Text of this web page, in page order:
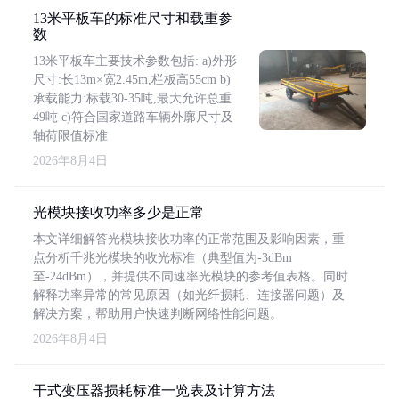
13米平板车的标准尺寸和载重参
数
13米平板车主要技术参数包括: a)外形
尺寸:长13m×宽2.45m,栏板高55cm b)
承载能力:标载30-35吨,最大允许总重
49吨 c)符合国家道路车辆外廓尺寸及
轴荷限值标准
2026年8月4日
光模块接收功率多少是正常
本文详细解答光模块接收功率的正常范围及影响因素，重
点分析千兆光模块的收光标准（典型值为-3dBm
至-24dBm），并提供不同速率光模块的参考值表格。同时
解释功率异常的常见原因（如光纤损耗、连接器问题）及
解决方案，帮助用户快速判断网络性能问题。
2026年8月4日
干式变压器损耗标准一览表及计算方法